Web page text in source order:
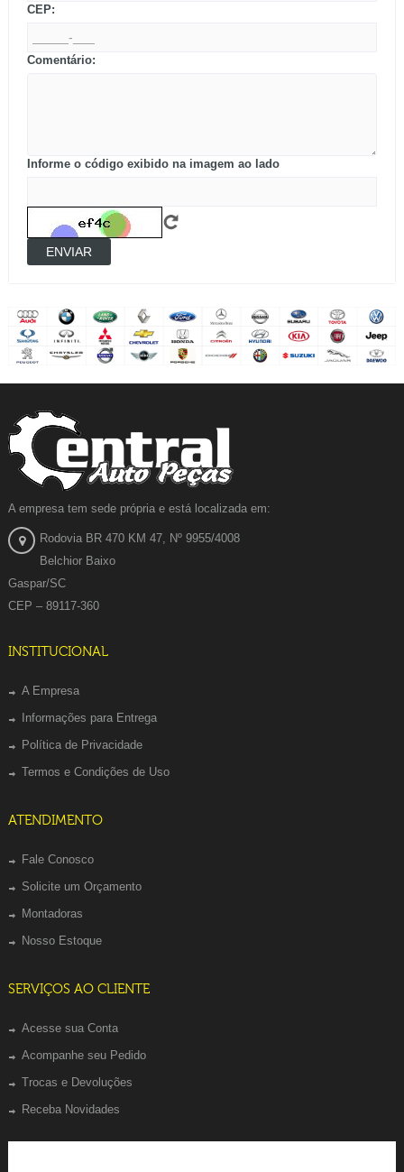
CEP:
Comentário:
Informe o código exibido na imagem ao lado
ENVIAR
A empresa tem sede própria e está localizada em:
Rodovia BR 470 KM 47, Nº 9955/4008
Belchior Baixo
Gaspar/SC
CEP – 89117-360
INSTITUCIONAL
A Empresa
Informações para Entrega
Política de Privacidade
Termos e Condições de Uso
ATENDIMENTO
Fale Conosco
Solicite um Orçamento
Montadoras
Nosso Estoque
SERVIÇOS AO CLIENTE
Acesse sua Conta
Acompanhe seu Pedido
Trocas e Devoluções
Receba Novidades